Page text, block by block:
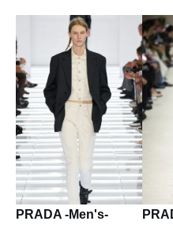
PRADA -Men's-